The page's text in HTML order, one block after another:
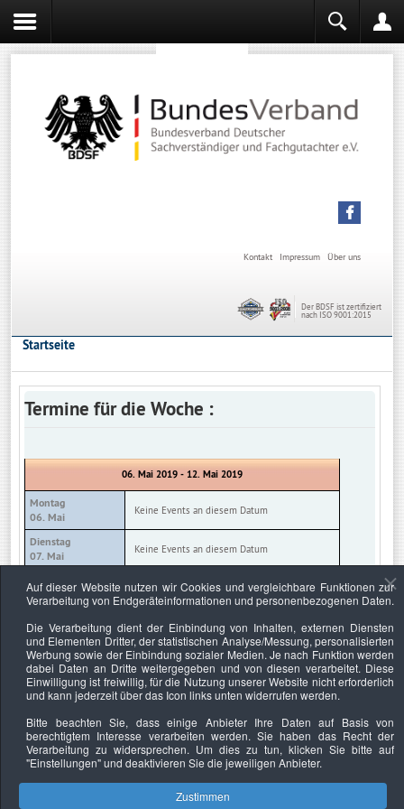
Über uns
Impressum
Kontakt
Der BDSF ist zertifiziert
nach ISO 9001:2015
Startseite
Termine für die Woche :
06. Mai 2019 - 12. Mai 2019
Montag
06. Mai
Keine Events an diesem Datum
Dienstag
07. Mai
Keine Events an diesem Datum
Mittwoch
08. Mai
Keine Events an diesem Datum
09. Mai
Keine Events an diesem Datum
Freitag
10. Mai
Keine Events an diesem Datum
Samstag
Sonntag
12. Mai
Keine Events an diesem Datum
Auf dieser Website nutzen wir Cookies und vergleichbare Funktionen zur
Verarbeitung von Endgeräteinformationen und personenbezogenen Daten.
Die Verarbeitung dient der Einbindung von Inhalten, externen Diensten
und Elementen Dritter, der statistischen Analyse/Messung, personalisierten
Werbung sowie der Einbindung sozialer Medien. Je nach Funktion werden
dabei Daten an Dritte weitergegeben und von diesen verarbeitet. Diese
Einwilligung ist freiwillig, für die Nutzung unserer Website nicht erforderlich
und kann jederzeit über das Icon links unten widerrufen werden.
Bitte beachten Sie, dass einige Anbieter Ihre Daten auf Basis von
berechtigtem Interesse verarbeiten werden. Sie haben das Recht der
Verarbeitung zu widersprechen. Um dies zu tun, klicken Sie bitte auf
"Einstellungen"und deaktivieren Sie die jeweiligen Anbieter.
Zustimmen